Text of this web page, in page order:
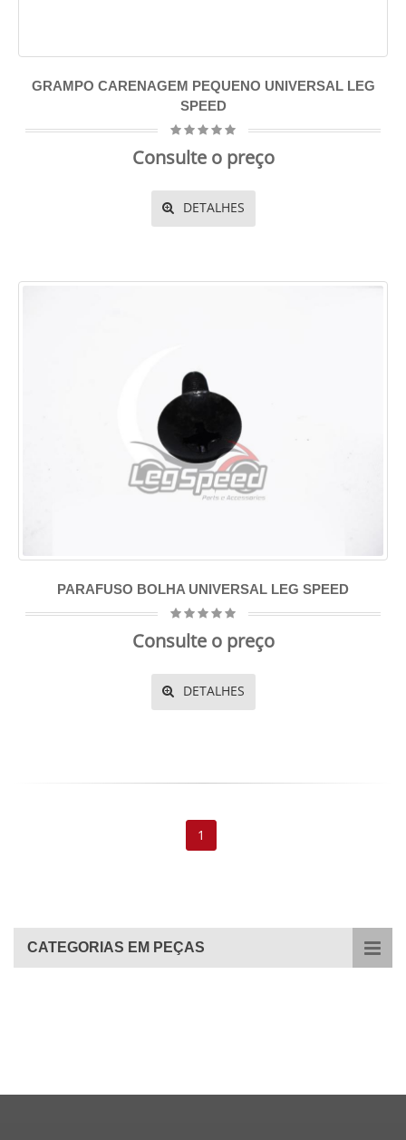
GRAMPO CARENAGEM PEQUENO UNIVERSAL LEG
SPEED
Consulte o preço
DETALHES
PARAFUSO BOLHA UNIVERSAL LEG SPEED
Consulte o preço
DETALHES
1
CATEGORIAS EM PEÇAS